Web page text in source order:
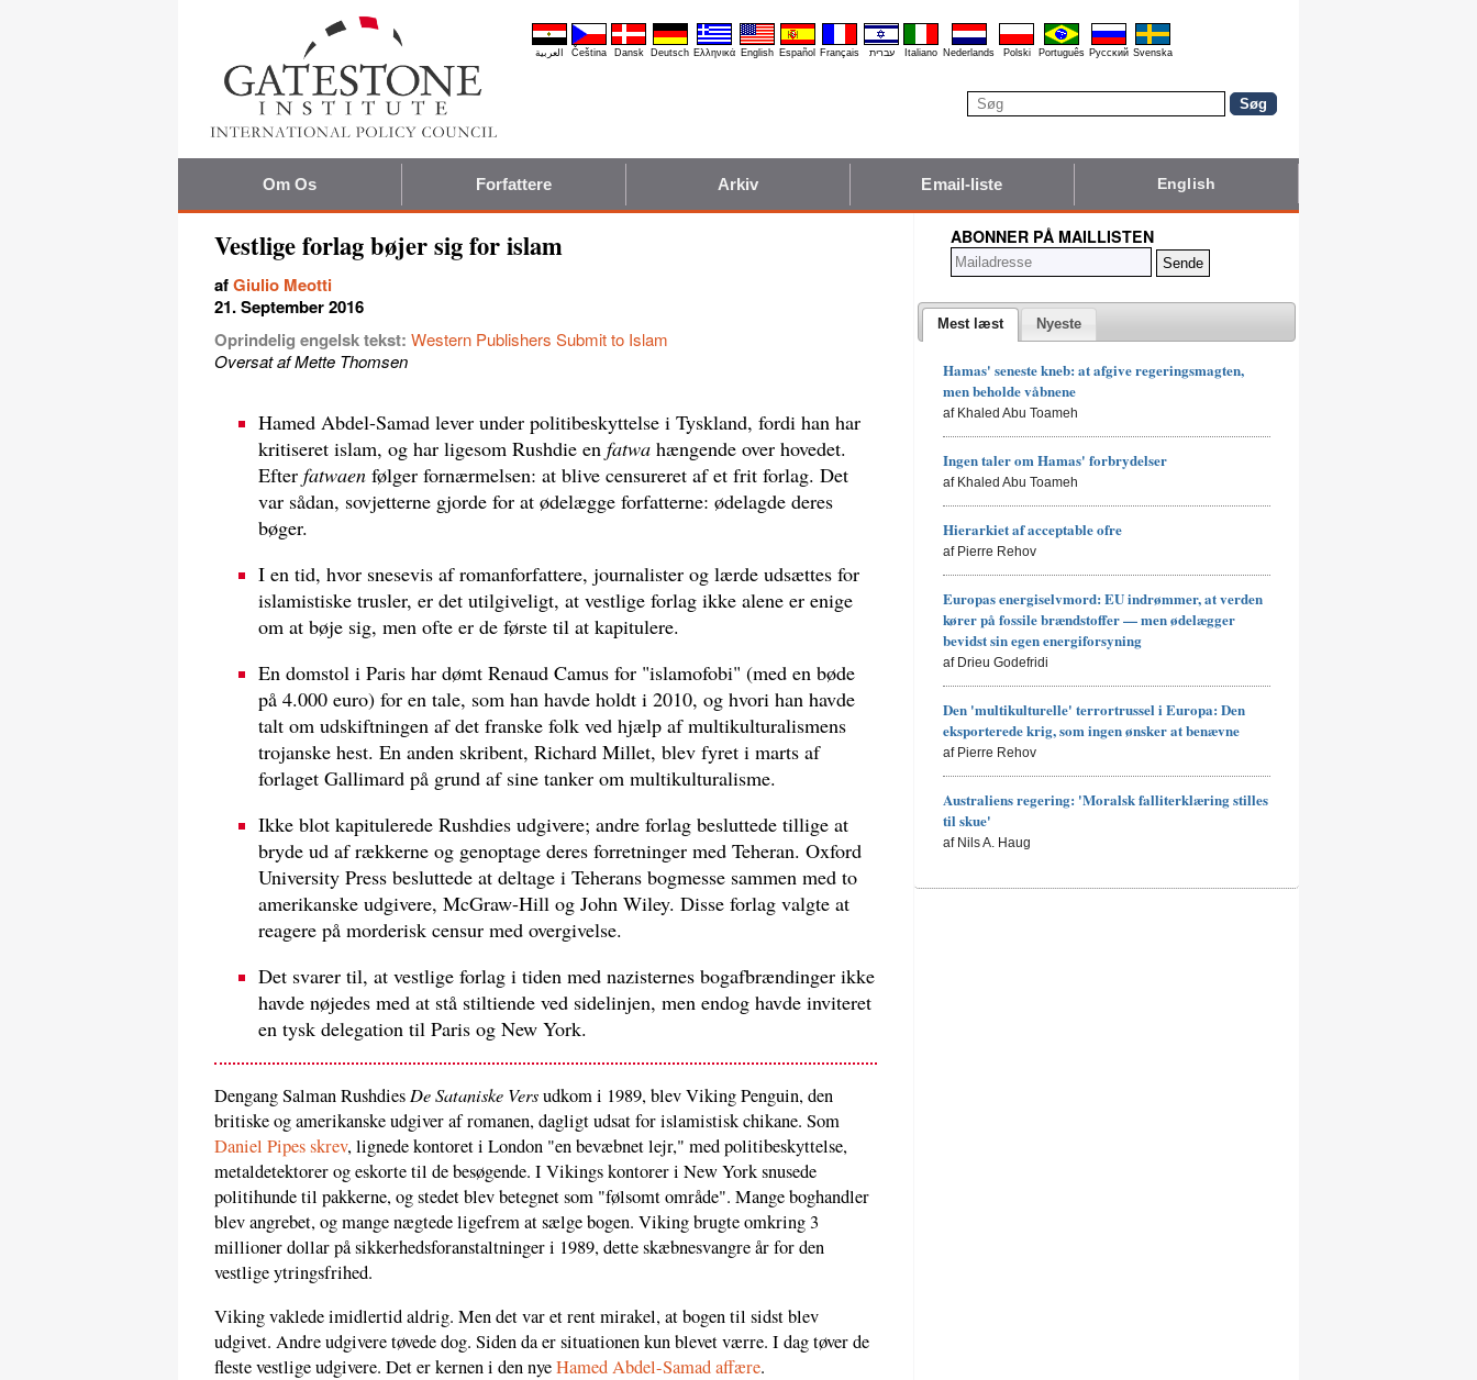
العربية Čeština Dansk Deutsch Ελληνικά English Español Français עברית Italiano Nederlands Polski Português Pyccĸий Svenska
Om Os Forfattere Arkiv Email-liste English
Vestlige forlag bøjer sig for islam
afGiulio Meotti
21. September 2016
Oprindelig engelsk tekst: Western Publishers Submit to Islam
Oversat af Mette Thomsen
Hamed Abdel-Samad lever under politibeskyttelse i Tyskland, fordi han har
kritiseret islam, og har ligesom Rushdie en fatwa hængende over hovedet.
Efter fatwaen følger fornærmelsen: at blive censureret af et frit forlag. Det
var sådan, sovjetterne gjorde for at ødelægge forfatterne: ødelagde deres
bøger.
I en tid, hvor snesevis af romanforfattere, journalister og lærde udsættes for
islamistiske trusler, er det utilgiveligt, at vestlige forlag ikke alene er enige
om at bøje sig, men ofte er de første til at kapitulere.
En domstol i Paris har dømt Renaud Camus for "islamofobi" (med en bøde
på 4.000 euro) for en tale, som han havde holdt i 2010, og hvori han havde
talt om udskiftningen af det franske folk ved hjælp af multikulturalismens
trojanske hest. En anden skribent, Richard Millet, blev fyret i marts af
forlaget Gallimard på grund af sine tanker om multikulturalisme.
Ikke blot kapitulerede Rushdies udgivere; andre forlag besluttede tillige at
bryde ud af rækkerne og genoptage deres forretninger med Teheran. Oxford
University Press besluttede at deltage i Teherans bogmesse sammen med to
amerikanske udgivere, McGraw-Hill og John Wiley. Disse forlag valgte at
reagere på morderisk censur med overgivelse.
Det svarer til, at vestlige forlag i tiden med nazisternes bogafbrændinger ikke
havde nøjedes med at stå stiltiende ved sidelinjen, men endog havde inviteret
en tysk delegation til Paris og New York.
Dengang Salman Rushdies De Sataniske Versudkom i 1989, blev Viking Penguin, den
britiske og amerikanske udgiver af romanen, dagligt udsat for islamistisk chikane. Som
Daniel Pipes skrev, lignede kontoret i London "en bevæbnet lejr," med politibeskyttelse,
metaldetektorer og eskorte til de besøgende. I Vikings kontorer i New York snusede
politihunde til pakkerne, og stedet blev betegnet som "følsomt område". Mange boghandler
blev angrebet, og mange nægtede ligefrem at sælge bogen. Viking brugte omkring 3
millioner dollar på sikkerhedsforanstaltninger i 1989, dette skæbnesvangre år for den
vestlige ytringsfrihed.
Viking vaklede imidlertid aldrig. Men det var et rent mirakel, at bogen til sidst blev
udgivet. Andre udgivere tøvede dog. Siden da er situationen kun blevet værre. I dag tøver de
fleste vestlige udgivere. Det er kernen i den nyeHamed Abdel-Samad affære.
ABONNER PÅ MAILLISTEN
Mest læst Nyeste
Hamas' seneste kneb: at afgive regeringsmagten,
men beholde våbnene
af Khaled Abu Toameh
Ingen taler om Hamas' forbrydelser
af Khaled Abu Toameh
Hierarkiet af acceptable ofre
af Pierre Rehov
Europas energiselvmord: EU indrømmer, at verden
kører på fossile brændstoffer — men ødelægger
bevidst sin egen energiforsyning
af Drieu Godefridi
Den 'multikulturelle' terrortrussel i Europa: Den
eksporterede krig, som ingen ønsker at benævne
af Pierre Rehov
Australiens regering: 'Moralsk falliterklæring stilles
til skue'
af Nils A. Haug